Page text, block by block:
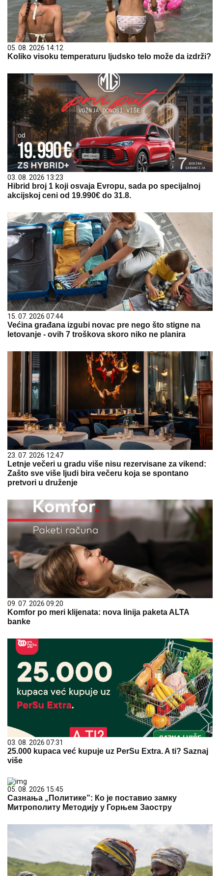
05. 08. 2026 14:12
Koliko visoku temperaturu ljudsko telo može da izdrži?
03. 08. 2026 13:23
Hibrid broj 1 koji osvaja Evropu, sada po specijalnoj
akcijskoj ceni od 19.990€ do 31.8.
15. 07. 2026 07:44
Većina građana izgubi novac pre nego što stigne na
letovanje - ovih 7 troškova skoro niko ne planira
23. 07. 2026 12:47
Letnje večeri u gradu više nisu rezervisane za vikend:
Zašto sve više ljudi bira večeru koja se spontano
pretvori u druženje
09. 07. 2026 09:20
Komfor po meri klijenata: nova linija paketa ALTA
banke
03. 08. 2026 07:31
25.000 kupaca već kupuje uz PerSu Extra. A ti? Saznaj
više
05. 08. 2026 15:45
Сазнања „Политике”: Ко је поставио замку
Митрополиту Методију у Горњем Заостру